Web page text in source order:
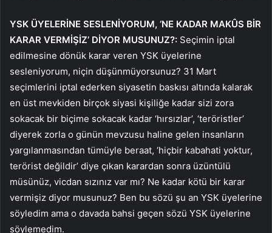
YSK ÜYELERİNE SESLENİYORUM, ‘NE KADAR MAKÛS BİR
KARAR VERMİŞİZ’ DİYOR MUSUNUZ?: Seçimin iptal
edilmesine dönük karar veren YSK üyelerine
sesleniyorum, niçin düşünmüyorsunuz? 31 Mart
seçimlerini iptal ederken siyasetin baskısı altında kalarak
en üst mevkiden birçok siyasi kişiliğe kadar sizi zora
sokacak bir biçime sokacak kadar ‘hırsızlar’, ‘teröristler’
diyerek zorla o günün mevzusu haline gelen insanların
yargılanmasından tümüyle beraat, ‘hiçbir kabahati yoktur,
terörist değildir’ diye çıkan karardan sonra üzüntülü
müsünüz, vicdan sızınız var mı? Ne kadar kötü bir karar
vermişiz diyor musunuz? Ben bu sözü şu an YSK üyelerine
söyledim ama o davada bahsi geçen sözü YSK üyelerine
söylemedim.